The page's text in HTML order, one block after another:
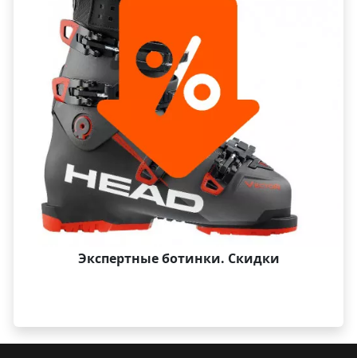
Экспертные ботинки. Скидки